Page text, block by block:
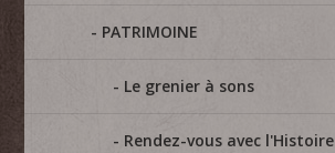
PATRIMOINE
Le grenier à sons
Rendez-vous avec l'Histoire